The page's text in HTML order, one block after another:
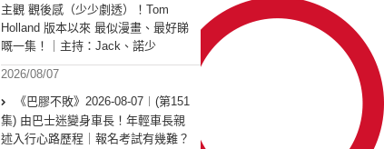
主觀 觀後感（少少劇透）！Tom
Holland 版本以來 最似漫畫、最好睇
嘅一集！｜主持：Jack、諾少
2026/08/07
《巴膠不敗》2026-08-07︱(第151
集) 由巴士迷變身車長！年輕車長親
述入行心路歷程｜報名考試有幾難？